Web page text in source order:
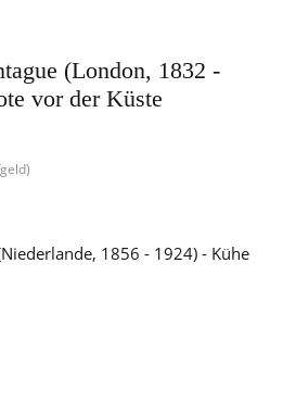
(London, 1832 -
vor der Küste